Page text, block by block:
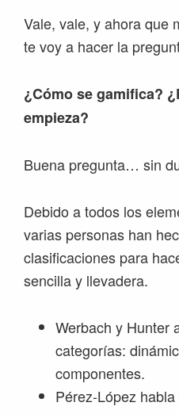
Vale, vale, y ahora que
te voy a hacer la
¿Cómo se gamifica?
empieza?
Buena pregunta… sin
Debido a todos los
varias personas han
clasificaciones para
sencilla y llevadera.
Werbach y Hunter
categorías:
componentes.
Pérez-López